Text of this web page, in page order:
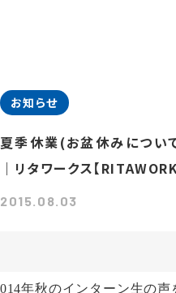
お知らせ
夏季休業(お盆休みについ
｜リタワークス【
2015.08.03